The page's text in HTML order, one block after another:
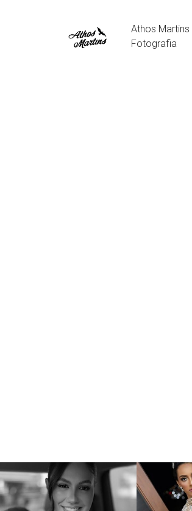
Athos Martins
Fotografia